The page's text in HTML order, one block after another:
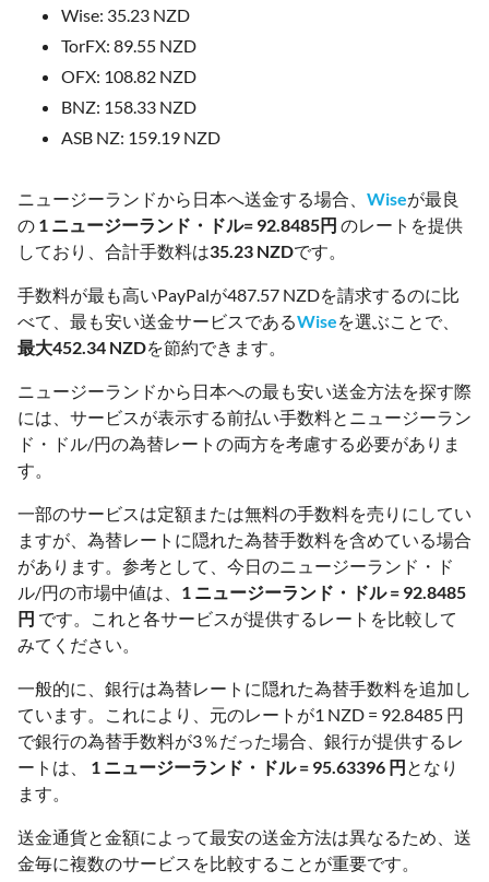
Wise: 35.23 NZD
TorFX: 89.55 NZD
OFX: 108.82 NZD
BNZ: 158.33 NZD
ASB NZ: 159.19 NZD
ニュージーランドから日本へ送金する場合、 Wiseが最良
の 1 ニュージーランド・ドル= 92.8485円 のレートを提供
しており、合計手数料は35.23 NZDです。
手数料が最も高いPayPalが487.57 NZDを請求するのに比
べて、最も安い送金サービスであるWiseを選ぶことで、
最大452.34 NZDを節約できます。
ニュージーランドから日本への最も安い送金方法を探す際
には、サービスが表示する前払い手数料とニュージーラン
ド・ドル/円の為替レートの両方を考慮する必要がありま
す。
一部のサービスは定額または無料の手数料を売りにしてい
ますが、為替レートに隠れた為替手数料を含めている場合
があります。参考として、今日のニュージーランド・ド
ル/円の市場中値は、 1 ニュージーランド・ドル = 92.8485
円 です。これと各サービスが提供するレートを比較して
みてください。
一般的に、銀行は為替レートに隠れた為替手数料を追加し
ています。これにより、元のレートが1 NZD = 92.8485 円
で銀行の為替手数料が3％だった場合、銀行が提供するレ
ートは、 1 ニュージーランド・ドル = 95.63396 円となり
ます。
送金通貨と金額によって最安の送金方法は異なるため、送
金毎に複数のサービスを比較することが重要です。